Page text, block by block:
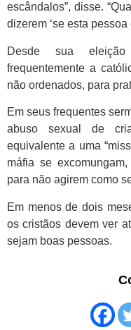
escândalos”, disse.
dizerem ‘se esta
Desde sua
frequentemente a
não ordenados, para
Em seus frequentes
abuso sexual de
equivalente a uma
máfia se
para não agirem como
Em menos de dois
os cristãos devem ver
sejam boas pessoas.